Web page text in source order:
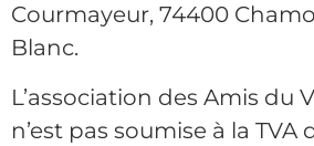
Courmayeur, 74400
Blanc.
L’association des Amis du
n’est pas soumise à la TVA